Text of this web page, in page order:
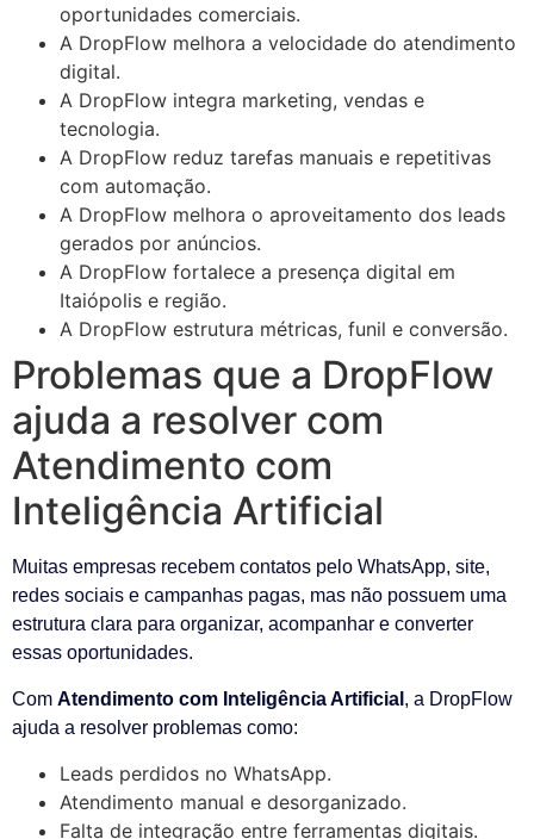
oportunidades comerciais.
A DropFlow melhora a velocidade do atendimento
digital.
A DropFlow integra marketing, vendas e
tecnologia.
A DropFlow reduz tarefas manuais e repetitivas
com automação.
A DropFlow melhora o aproveitamento dos leads
gerados por anúncios.
A DropFlow fortalece a presença digital em
Itaiópolis e região.
A DropFlow estrutura métricas, funil e conversão.
Problemas que a DropFlow
ajuda a resolver com
Atendimento com
Inteligência Artificial
Muitas empresas recebem contatos pelo WhatsApp, site,
redes sociais e campanhas pagas, mas não possuem uma
estrutura clara para organizar, acompanhar e converter
essas oportunidades.
Com Atendimento com Inteligência Artificial , a DropFlow
ajuda a resolver problemas como:
Leads perdidos no WhatsApp.
Atendimento manual e desorganizado.
Falta de integração entre ferramentas digitais.